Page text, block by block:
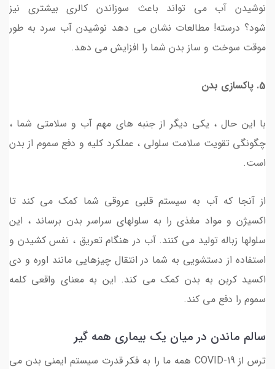
نوشیدن آب می تواند باعث سوزاندن کالری بیشتری نیز
شود؟ درسته! مطالعات نشان می دهد نوشیدن آب سرد به طور
موقت سوخت و ساز بدن شما را افزایش می دهد.
5. پاکسازی بدن
با این حال ، یکی دیگر از جنبه های مهم آب و سلامتی شما ،
چگونگی تقویت سلامت سلولی ، عملکرد کلیه و دفع سموم از بدن
است.
از آنجا که آب به سیستم قلبی عروقی شما کمک می کند تا
اکسیژن و مواد مغذی را به سلولهای سراسر بدن برساند ، این
سلولها زباله تولید می کنند. آب در هنگام تعریق ، نفس کشیدن و
استفاده از دستشویی به شما در انتقال چیزهایی مانند اوره و دی
اکسید کربن به بدن کمک می کند. این به معنای واقعی کلمه
سموم را دفع می کند.
سالم ماندن در میان یک بیماری همه گیر
ترس از COVID-19 همه ما را به فکر قدرت سیستم ایمنی بدن می